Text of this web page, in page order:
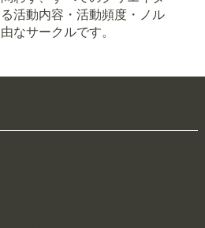
活動内容・活動頻度・ノル
なサークルです。